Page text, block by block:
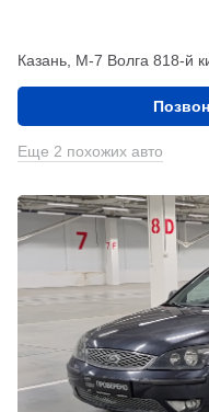
Казань, М-7 Волга 818-й
Еще 2 похожих авто